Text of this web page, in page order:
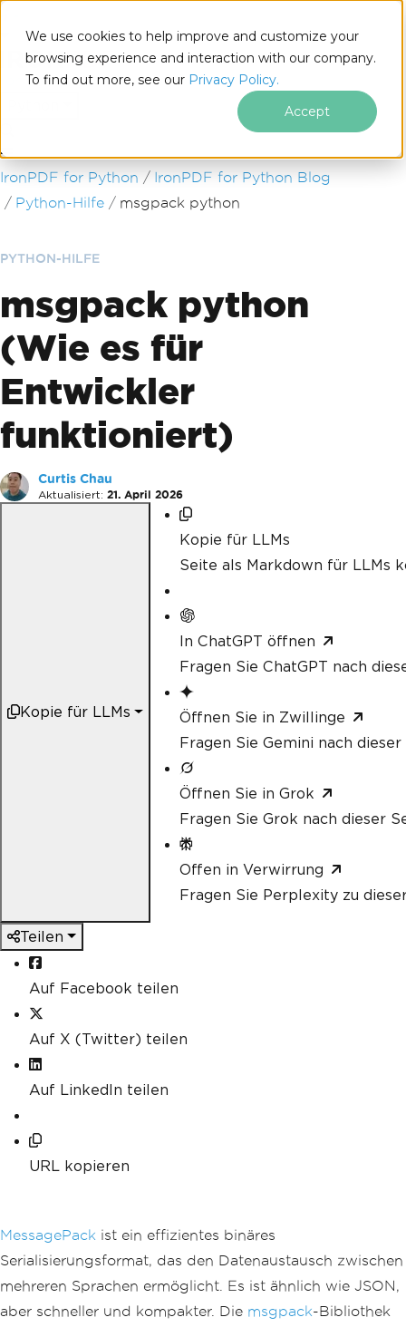
We use cookies to help improve and customize your
browsing experience and interaction with our company.
To find out more, see our Privacy Policy.
Accept
Zum Fußzeileninhalt springen
IronPDF for Python
IronPDF for Python Blog
Python-Hilfe
msgpack python
PYTHON-HILFE
msgpack python
(Wie es für
Entwickler
funktioniert)
Curtis Chau
Aktualisiert: 21. April 2026
Kopie für LLMs
Kopie für LLMs
Seite als Markdown für LLMs
In ChatGPT öffnen
Fragen Sie ChatGPT nach
Öffnen Sie in Zwillinge
Fragen Sie Gemini nach
Öffnen Sie in Grok
Fragen Sie Grok nach dieser
Offen in Verwirrung
Fragen Sie Perplexity zu
Teilen
Auf Facebook teilen
Auf X (Twitter) teilen
Auf LinkedIn teilen
URL kopieren
MessagePack ist ein effizientes binäres
Serialisierungsformat, das den Datenaustausch zwischen
mehreren Sprachen ermöglicht. Es ist ähnlich wie JSON,
aber schneller und kompakter. Die msgpack-Bibliothek